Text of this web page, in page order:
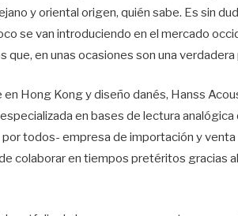
y oriental origen, quién sabe. Es sin
se van introduciendo en el mercado
que, en unas ocasiones son una
en Hong Kong y diseño danés, Hanss
en bases de lectura
todos- empresa de importación y
colaborar en tiempos pretéritos gracias